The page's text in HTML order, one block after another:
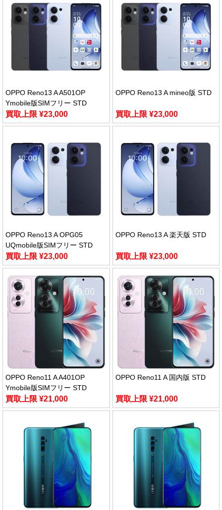
OPPO Reno13 A A501OP
Ymobile版SIMフリー STD
買取上限 ¥23,000
OPPO Reno13 A mineo版 STD
買取上限 ¥23,000
OPPO Reno13 A OPG05
UQmobile版SIMフリー STD
買取上限 ¥23,000
OPPO Reno13 A 楽天版 STD
買取上限 ¥23,000
OPPO Reno11 A A401OP
Ymobile版SIMフリー STD
買取上限 ¥21,000
OPPO Reno11 A 国内版 STD
買取上限 ¥21,000